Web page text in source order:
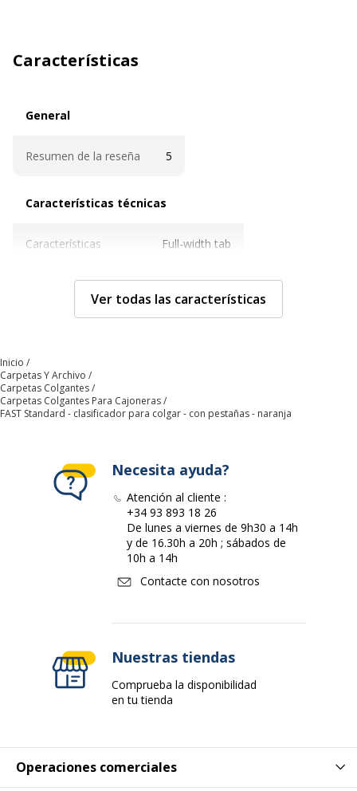
Características
General
Resumen de la reseña 5
Características técnicas
Características Full-width tab
Naranja
Anchura del riel
Anchura de la base 15 mm
Material del producto
Sí
Características generales
Características generales
Contenido del paquete Inserciones de ficha
Cantidad incluida 1
Datos de identificación
Datos de identificación
Ver todas las características
Inicio
Carpetas Y Archivo
Carpetas Colgantes
Carpetas Colgantes Para Cajoneras
FAST Standard - clasificador para colgar - con pestañas - naranja
Operaciones comerciales
Necesita ayuda?
Atención al cliente :
+34 93 893 18 26
De lunes a viernes de 9h30 a 14h
y de 16.30h a 20h ; sábados de
10h a 14h
Contacte con nosotros
Nuestras tiendas
Comprueba la disponibilidad
en tu tienda